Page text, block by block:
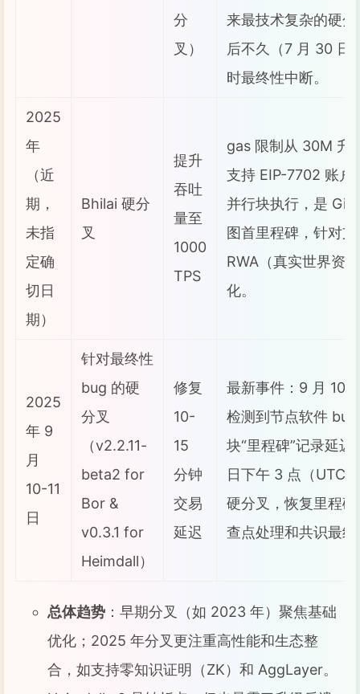
分
叉）
来最技术复杂的硬分
后不久（7 月 30 日
时最终性中断。
2025
年
（近
期，
未指
定确
切日
期）
Bhilai 硬分
叉
提升
吞吐
量至
1000
TPS
gas 限制从 30M 升
支持 EIP-7702 账户
并行块执行，是
图首里程碑，针对
RWA（真实世界资
化。
2025
年 9
月
10-11
日
针对最终性
bug 的硬
分叉
（v2.2.11-
beta2 for
Bor &
v0.3.1 for
Heimdall）
修复
10-
15
分钟
交易
延迟
最新事件：9 月 10
检测到节点软件
块“里程碑”记录延迟
日下午 3 点（UTC
硬分叉，恢复里程
查点处理和共识最
总体趋势 ：早期分叉（如 2023 年）聚焦基础
优化；2025 年分叉更注重高性能和生态整
合，如支持零知识证明（ZK）和 AggLayer。